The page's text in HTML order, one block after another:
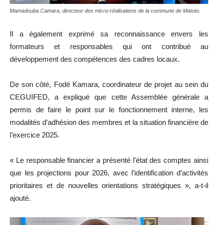
Mamadouba Camara, directeur des micro-réalisations de la commune de Matoto.
Il a également exprimé sa reconnaissance envers les
formateurs et responsables qui ont contribué au
développement des compétences des cadres locaux.
De son côté, Fodé Kamara, coordinateur de projet au sein du
CEGUIFED, a expliqué que cette Assemblée générale a
permis de faire le point sur le fonctionnement interne, les
modalités d’adhésion des membres et la situation financière de
l’exercice 2025.
« Le responsable financier a présenté l’état des comptes ainsi
que les projections pour 2026, avec l’identification d’activités
prioritaires et de nouvelles orientations stratégiques », a-t-il
ajouté.